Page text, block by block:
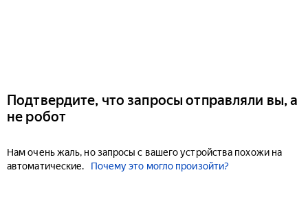
Подтвердите, что запросы отправляли вы, а
не робот
Нам очень жаль, но запросы с вашего устройства похожи на
автоматические.
Почему это могло произойти?